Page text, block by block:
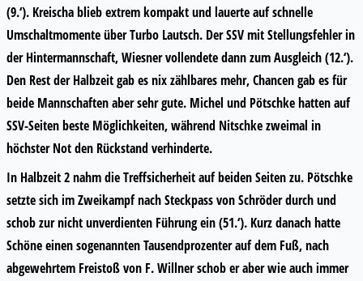
(9.‘). Kreischa blieb extrem kompakt und lauerte auf schnelle
Umschaltmomente über Turbo Lautsch. Der SSV mit Stellungsfehler in
der Hintermannschaft, Wiesner vollendete dann zum Ausgleich (12.‘).
Den Rest der Halbzeit gab es nix zählbares mehr, Chancen gab es für
beide Mannschaften aber sehr gute. Michel und Pötschke hatten auf
SSV-Seiten beste Möglichkeiten, während Nitschke zweimal in
höchster Not den Rückstand verhinderte.
In Halbzeit 2 nahm die Treffsicherheit auf beiden Seiten zu. Pötschke
setzte sich im Zweikampf nach Steckpass von Schröder durch und
schob zur nicht unverdienten Führung ein (51.‘). Kurz danach hatte
Schöne einen sogenannten Tausendprozenter auf dem Fuß, nach
abgewehrtem Freistoß von F. Willner schob er aber wie auch immer